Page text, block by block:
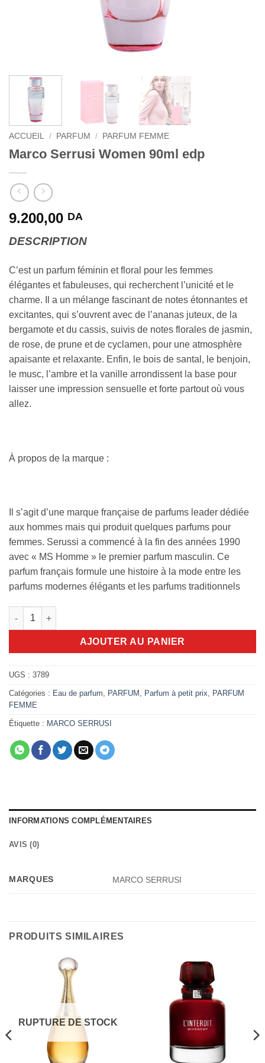
ACCUEIL / PARFUM / PARFUM FEMME
Marco Serrusi Women 90ml edp
9.200,00 DA
DESCRIPTION
C’est un parfum féminin et floral pour les femmes
élégantes et fabuleuses, qui recherchent l’unicité et le
charme. Il a un mélange fascinant de notes étonnantes et
excitantes, qui s’ouvrent avec de l’ananas juteux, de la
bergamote et du cassis, suivis de notes florales de jasmin,
de rose, de prune et de cyclamen, pour une atmosphère
apaisante et relaxante. Enfin, le bois de santal, le benjoin,
le musc, l’ambre et la vanille arrondissent la base pour
laisser une impression sensuelle et forte partout où vous
allez.
À propos de la marque :
Il s’agit d’une marque française de parfums leader dédiée
aux hommes mais qui produit quelques parfums pour
femmes. Serussi a commencé à la fin des années 1990
avec « MS Homme » le premier parfum masculin. Ce
parfum français formule une histoire à la mode entre les
parfums modernes élégants et les parfums traditionnels
quantité de Marco Serrusi Women 90ml edp
AJOUTER AU PANIER
UGS : 3789
Catégories : Eau de parfum, PARFUM , Parfum à petit prix, PARFUM
FEMME
Étiquette : MARCO SERRUSI
INFORMATIONS COMPLÉMENTAIRES
AVIS (0)
MARQUES MARCO SERRUSI
PRODUITS SIMILAIRES
RUPTURE DE STOCK